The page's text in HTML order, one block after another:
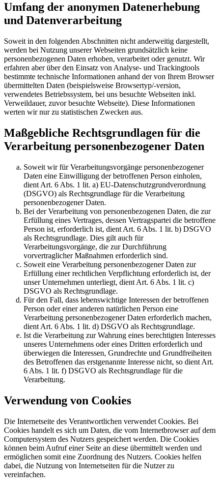
Umfang der anonymen Datenerhebung
und Datenverarbeitung
Soweit in den folgenden Abschnitten nicht anderweitig dargestellt,
werden bei Nutzung unserer Webseiten grundsätzlich keine
personenbezogenen Daten erhoben, verarbeitet oder genutzt. Wir
erfahren aber über den Einsatz von Analyse- und Trackingtools
bestimmte technische Informationen anhand der von Ihrem Browser
übermittelten Daten (beispielsweise Browsertyp/-version,
verwendetes Betriebssystem, bei uns besuchte Webseiten inkl.
Verweildauer, zuvor besuchte Webseite). Diese Informationen
werten wir nur zu statistischen Zwecken aus.
Maßgebliche Rechtsgrundlagen für die
Verarbeitung personenbezogener Daten
Soweit wir für Verarbeitungsvorgänge personenbezogener
Daten eine Einwilligung der betroffenen Person einholen,
dient Art. 6 Abs. 1 lit. a) EU-Datenschutzgrundverordnung
(DSGVO) als Rechtsgrundlage für die Verarbeitung
personenbezogener Daten.
Bei der Verarbeitung von personenbezogenen Daten, die zur
Erfüllung eines Vertrages, dessen Vertragspartei die betroffene
Person ist, erforderlich ist, dient Art. 6 Abs. 1 lit. b) DSGVO
als Rechtsgrundlage. Dies gilt auch für
Verarbeitungsvorgänge, die zur Durchführung
vorvertraglicher Maßnahmen erforderlich sind.
Soweit eine Verarbeitung personenbezogener Daten zur
Erfüllung einer rechtlichen Verpflichtung erforderlich ist, der
unser Unternehmen unterliegt, dient Art. 6 Abs. 1 lit. c)
DSGVO als Rechtsgrundlage.
Für den Fall, dass lebenswichtige Interessen der betroffenen
Person oder einer anderen natürlichen Person eine
Verarbeitung personenbezogener Daten erforderlich machen,
dient Art. 6 Abs. 1 lit. d) DSGVO als Rechtsgrundlage.
Ist die Verarbeitung zur Wahrung eines berechtigten Interesses
unseres Unternehmens oder eines Dritten erforderlich und
überwiegen die Interessen, Grundrechte und Grundfreiheiten
des Betroffenen das erstgenannte Interesse nicht, so dient Art.
6 Abs. 1 lit. f) DSGVO als Rechtsgrundlage für die
Verarbeitung.
Verwendung von Cookies
Die Internetseite des Verantwortlichen verwendet Cookies. Bei
Cookies handelt es sich um Daten, die vom Internetbrowser auf dem
Computersystem des Nutzers gespeichert werden. Die Cookies
können beim Aufruf einer Seite an diese übermittelt werden und
ermöglichen somit eine Zuordnung des Nutzers. Cookies helfen
dabei, die Nutzung von Internetseiten für die Nutzer zu
vereinfachen.